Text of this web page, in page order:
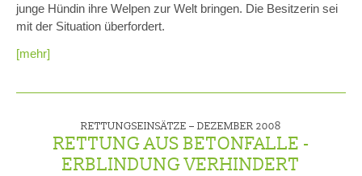
junge Hündin ihre Welpen zur Welt bringen. Die Besitzerin sei
mit der Situation überfordert.
[mehr]
RETTUNGSEINSÄTZE – DEZEMBER 2008
RETTUNG AUS BETONFALLE -
ERBLINDUNG VERHINDERT